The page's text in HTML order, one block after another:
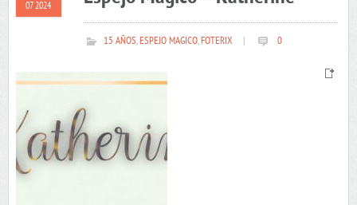
07 2024
15 AÑOS,ESPEJO MAGICO,FOTERIX 0